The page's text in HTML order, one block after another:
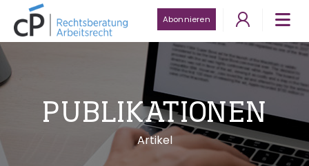
Abonnieren
PUBLIKATIONEN
Artikel